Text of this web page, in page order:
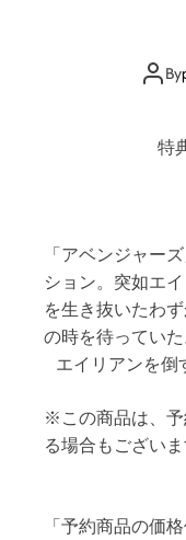
By
特
「アベンジャー
ション。突如エ
を生き抜いたわ
の時を待ってい
エイリアンを倒
※この商品は、
る場合もござい
「予約商品の価